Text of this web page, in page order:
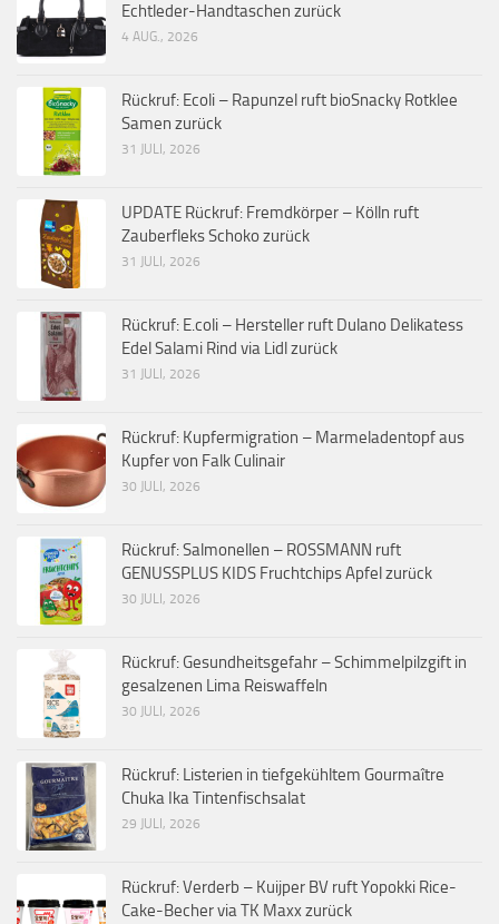
Echtleder-Handtaschen zurück
4 AUG., 2026
Rückruf: Ecoli – Rapunzel ruft bioSnacky Rotklee
Samen zurück
31 JULI, 2026
UPDATE Rückruf: Fremdkörper – Kölln ruft
Zauberfleks Schoko zurück
31 JULI, 2026
Rückruf: E.coli – Hersteller ruft Dulano Delikatess
Edel Salami Rind via Lidl zurück
31 JULI, 2026
Rückruf: Kupfermigration – Marmeladentopf aus
Kupfer von Falk Culinair
30 JULI, 2026
Rückruf: Salmonellen – ROSSMANN ruft
GENUSSPLUS KIDS Fruchtchips Apfel zurück
30 JULI, 2026
Rückruf: Gesundheitsgefahr – Schimmelpilzgift in
gesalzenen Lima Reiswaffeln
30 JULI, 2026
Rückruf: Listerien in tiefgekühltem Gourmaître
Chuka Ika Tintenfischsalat
29 JULI, 2026
Rückruf: Verderb – Kuijper BV ruft Yopokki Rice-
Cake-Becher via TK Maxx zurück